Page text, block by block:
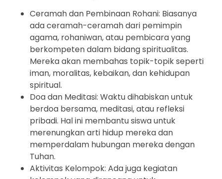
Ceramah dan Pembinaan Rohani: Biasanya
ada ceramah-ceramah dari pemimpin
agama, rohaniwan, atau pembicara yang
berkompeten dalam bidang spiritualitas.
Mereka akan membahas topik-topik seperti
iman, moralitas, kebaikan, dan kehidupan
spiritual.
Doa dan Meditasi: Waktu dihabiskan untuk
berdoa bersama, meditasi, atau refleksi
pribadi. Hal ini membantu siswa untuk
merenungkan arti hidup mereka dan
memperdalam hubungan mereka dengan
Tuhan.
Aktivitas Kelompok: Ada juga kegiatan